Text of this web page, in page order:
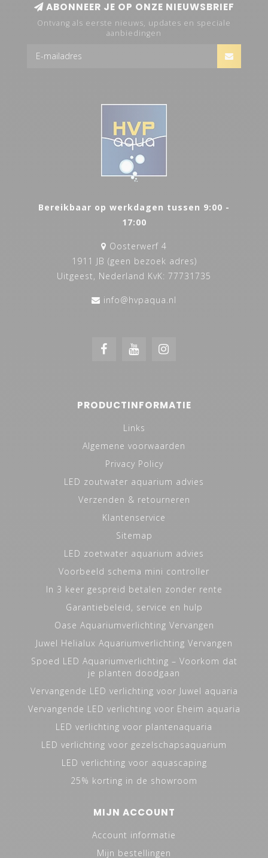
ABONNEER JE OP ONZE NIEUWSBRIEF
Ontvang als eerste nieuws, updates en speciale
aanbiedingen
Bereikbaar op werkdagen tussen 9:00 -
17:00
Oosterwerf 4
1911 JB (geen bezoek adres)
Uitgeest, Nederland KvK: 77731735
info@hvpaqua.nl
PRODUCTINFORMATIE
Links
Algemene voorwaarden
Privacy Policy
LED zoutwater aquarium advies
Verzenden & retourneren
Klantenservice
Sitemap
LED zoetwater aquarium advies
Voorbeeld schema mini controller
In 3 keer gespreid betalen zonder rente
Garantiebeleid, service en hulp
Oase Aquariumverlichting Vervangen
Juwel Helialux Aquariumverlichting Vervangen
Spoed LED Aquariumverlichting – Voorkom dat
je planten doodgaan
Vervangende LED verlichting voor Juwel aquaria
Vervangende LED verlichting voor Eheim aquaria
LED verlichting voor plantenaquaria
LED verlichting voor gezelschapsaquarium
LED verlichting voor aquascaping
25% korting in de showroom
MIJN ACCOUNT
Account informatie
Mijn bestellingen